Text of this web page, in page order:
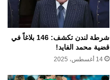
شرطة لندن تكشف: 146 بلاغاً في
قضية محمد الفايد!
14 أغسطس، 2025